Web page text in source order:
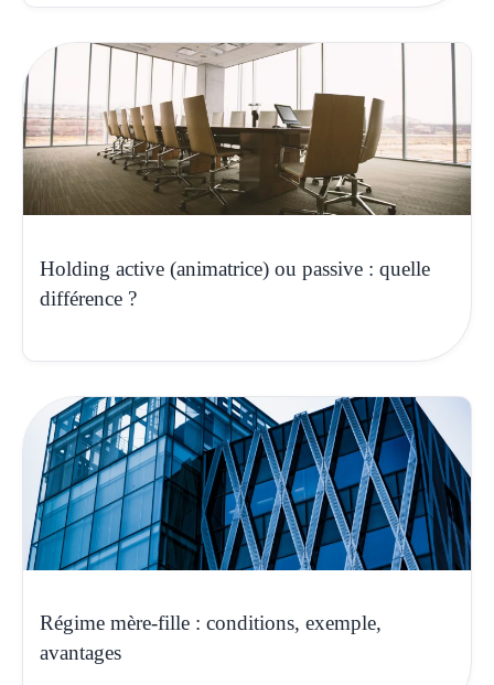
Holding active (animatrice) ou passive : quelle
différence ?
Régime mère-fille : conditions, exemple,
avantages